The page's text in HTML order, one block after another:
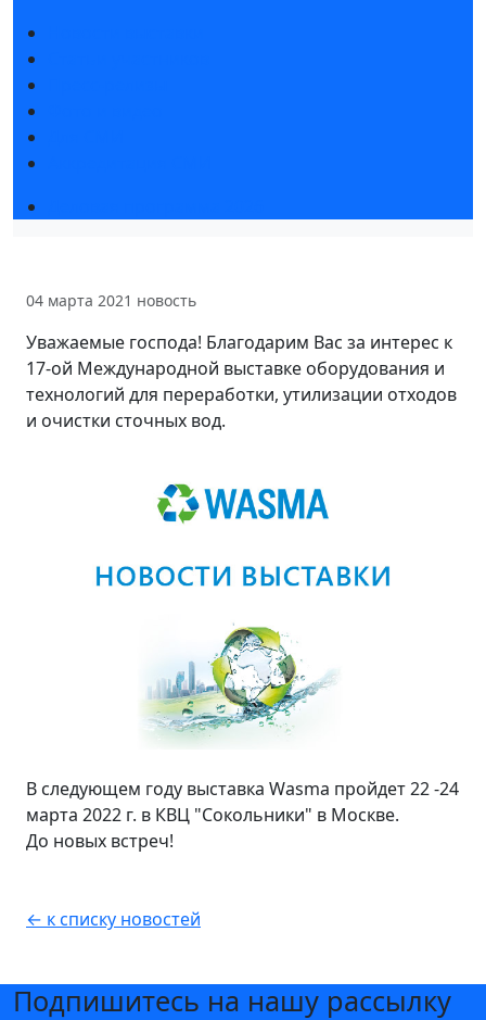
04 марта 2021 новость
Уважаемые господа! Благодарим Вас за интерес к
17-ой Международной выставке оборудования и
технологий для переработки, утилизации отходов
и очистки сточных вод.
В следующем году выставка Wasma пройдет 22 -24
марта 2022 г. в КВЦ "Сокольники" в Москве.
До новых встреч!
← к списку новостей
Подпишитесь на нашу рассылку